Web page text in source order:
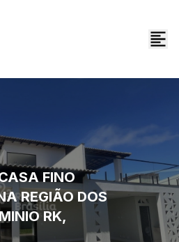
FINO
REGIÃO DOS
RK,